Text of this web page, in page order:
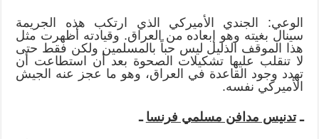
الوعي: الجندي الأميركي الذي ارتكب هذه الجريمة
سينال بغيته وهو إبعاده من العراق. وقيادته أظهرت مثل
هذا الموقف الذليل ليس حباً بالمسلمين ولكن فقط حتى
لا تنقلب عليها تشكيلات الصحوة بعد أن استطاعت أن
تهدد وجود القاعدة في العراق، وهو ما عجز عنه الجيش
الأميركي نفسه.
ـتدنيس مدافن مسلمي فرنسا ـ